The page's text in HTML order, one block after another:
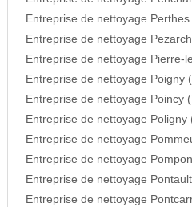
Entreprise de nettoyage
Entreprise de nettoyage
Entreprise de nettoyage Pierre-
Entreprise de nettoyage Poigny
Entreprise de nettoyage Poincy
Entreprise de nettoyage Poligny
Entreprise de nettoyage
Entreprise de nettoyage
Entreprise de nettoyage
Entreprise de nettoyage